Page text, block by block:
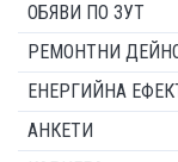
ОБЯВИ ПО ЗУТ
РЕМОНТНИ
ЕНЕРГИЙНА
АНКЕТИ